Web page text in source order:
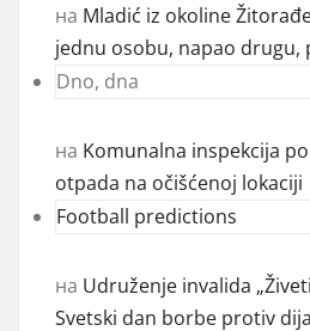
на Mladić iz okoline
jednu osobu, napao drugu,
Dno, dna
на Komunalna inspekcija
otpada na očišćenoj lokaciji
Football predictions
на Udruženje invalida
Svetski dan borbe protiv